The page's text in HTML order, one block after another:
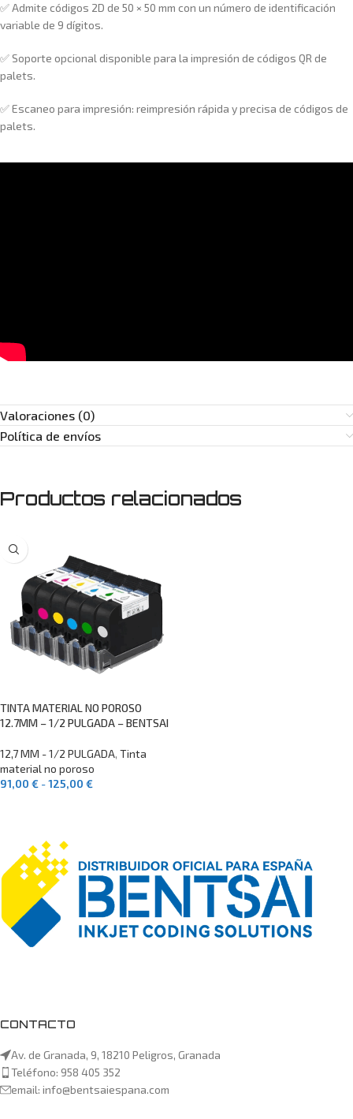
✅ Admite códigos 2D de 50 × 50 mm con un número de identificación
variable de 9 dígitos.
✅ Soporte opcional disponible para la impresión de códigos QR de
palets.
✅ Escaneo para impresión: reimpresión rápida y precisa de códigos de
palets.
Valoraciones (0)
Política de envíos
Productos relacionados
TINTA MATERIAL NO POROSO
12.7MM – 1/2 PULGADA – BENTSAI
12,7 MM - 1/2 PULGADA, Tinta
material no poroso
91,00 € -125,00 €
CONTACTO
Av. de Granada, 9, 18210 Peligros, Granada
Teléfono: 958 405 352
email: info@bentsaiespana.com